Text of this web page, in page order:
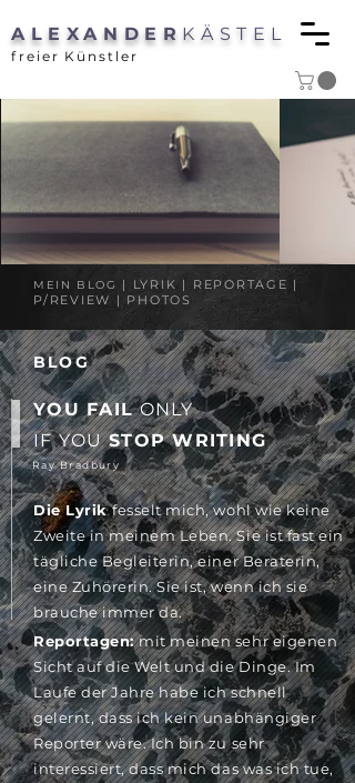
ALEXANDER KÄSTEL
freier Künstler
MEIN BLOG
| LYRIK | REPORTAGE |
P/REVIEW | PHOTOS
BLOG
YOU FAILONLY
IF YOUSTOP WRITING
Ray Bradbury
Die Lyrikfesselt mich, wohl wie keine
Zweite in meinem Leben. Sie ist fast ein
tägliche Begleiterin, einer Beraterin,
eine Zuhörerin. Sie ist, wenn ich sie
brauche immer da.
Reportagen:mit meinen sehr eigenen
Sicht auf die Welt und die Dinge. Im
Laufe der Jahre habe ich schnell
gelernt, dass ich kein unabhängiger
Reporter wäre. Ich bin zu sehr
interessiert, dass mich das was ich tue,